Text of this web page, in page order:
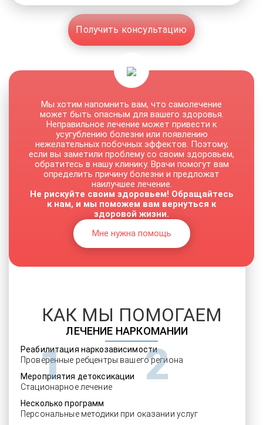
Получить консультацию
ЛЕЧЕНИЕ НАРКОМАНИИ
Реабилитация наркозависимости
Проверенные ребцентры вашего региона
Мероприятия детоксикации
Стационарное лечение
Несколько программ
Персональные методики при оказании услуг
Мы хотим напомнить вам, что самолечение
может быть опасным для вашего здоровья.
Неправильное лечение может привести к
усугублению болезни или появлению
нежелательных побочных эффектов. Поэтому,
если вы заметили проблему со своим здоровьем,
обратитесь в нашу клинику. Врачи помогут вам
определить причину болезни и предложат
наилучшее лечение.
Не рискуйте своим здоровьем! Обращайтесь
к нам, и мы поможем вам вернуться к
здоровой жизни.
Мне нужна помощь
КАК МЫ ПОМОГАЕМ
1 2